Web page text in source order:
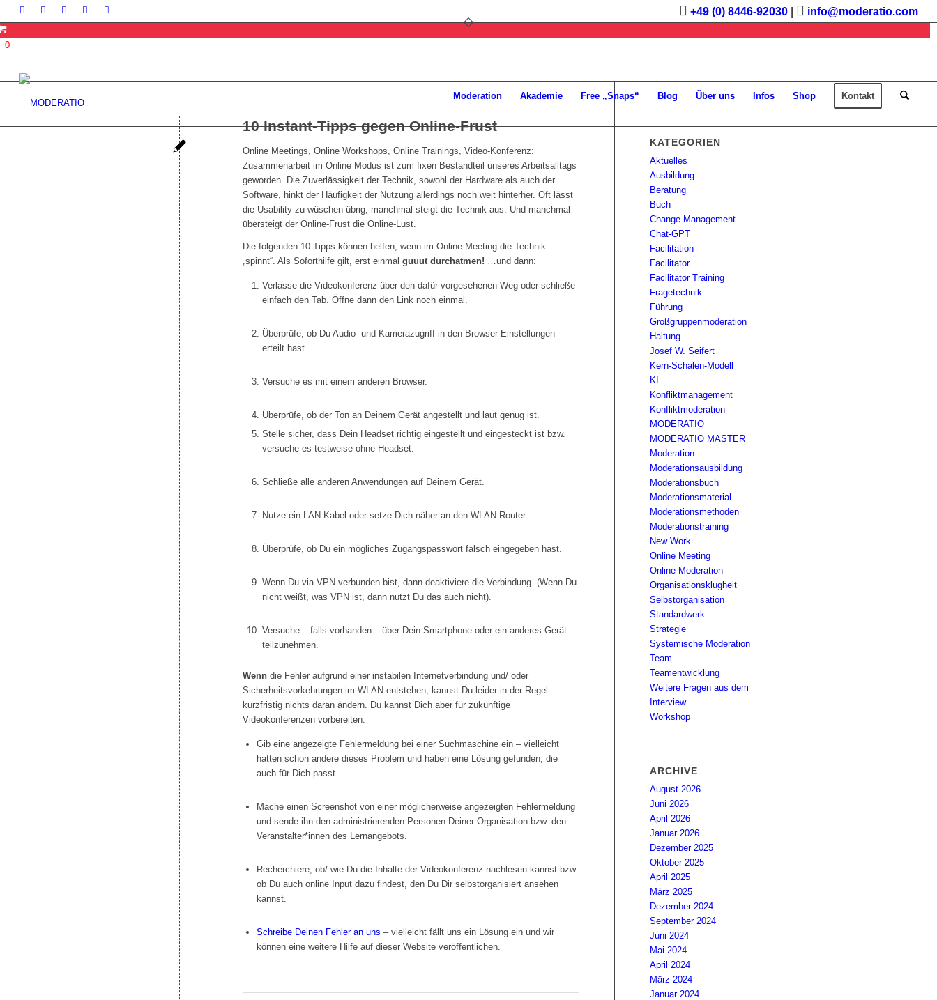
+49 (0) 8446-92030 info@moderatio.com
0
Moderation Akademie Free „Snaps“ Blog Über uns Infos Shop Kontakt
10 Instant-Tipps gegen Online-Frust
Online Meetings, Online Workshops, Online Trainings, Video-Konferenz:
Zusammenarbeit im Online Modus ist zum fixen Bestandteil unseres Arbeitsalltags
geworden. Die Zuverlässigkeit der Technik, sowohl der Hardware als auch der
Software, hinkt der Häufigkeit der Nutzung allerdings noch weit hinterher. Oft lässt
die Usability zu wüschen übrig, manchmal steigt die Technik aus. Und manchmal
übersteigt der Online-Frust die Online-Lust.
Die folgenden 10 Tipps können helfen, wenn im Online-Meeting die Technik
„spinnt“. Als Soforthilfe gilt, erst einmal guuut durchatmen! …und dann:
Verlasse die Videokonferenz über den dafür vorgesehenen Weg oder schließe
einfach den Tab. Öffne dann den Link noch einmal.
Überprüfe, ob Du Audio- und Kamerazugriff in den Browser-Einstellungen
erteilt hast.
Versuche es mit einem anderen Browser.
Überprüfe, ob der Ton an Deinem Gerät angestellt und laut genug ist.
Stelle sicher, dass Dein Headset richtig eingestellt und eingesteckt ist bzw.
versuche es testweise ohne Headset.
Schließe alle anderen Anwendungen auf Deinem Gerät.
Nutze ein LAN-Kabel oder setze Dich näher an den WLAN-Router.
Überprüfe, ob Du ein mögliches Zugangspasswort falsch eingegeben hast.
Wenn Du via VPN verbunden bist, dann deaktiviere die Verbindung. (Wenn Du
nicht weißt, was VPN ist, dann nutzt Du das auch nicht).
Versuche – falls vorhanden – über Dein Smartphone oder ein anderes Gerät
teilzunehmen.
Wenn die Fehler aufgrund einer instabilen Internetverbindung und/ oder
Sicherheitsvorkehrungen im WLAN entstehen, kannst Du leider in der Regel
kurzfristig nichts daran ändern. Du kannst Dich aber für zukünftige
Videokonferenzen vorbereiten.
Gib eine angezeigte Fehlermeldung bei einer Suchmaschine ein – vielleicht
hatten schon andere dieses Problem und haben eine Lösung gefunden, die
auch für Dich passt.
Mache einen Screenshot von einer möglicherweise angezeigten Fehlermeldung
und sende ihn den administrierenden Personen Deiner Organisation bzw. den
Veranstalter*innen des Lernangebots.
Recherchiere, ob/ wie Du die Inhalte der Videokonferenz nachlesen kannst bzw.
ob Du auch online Input dazu findest, den Du Dir selbstorganisiert ansehen
kannst.
Schreibe Deinen Fehler an uns – vielleicht fällt uns ein Lösung ein und wir
können eine weitere Hilfe auf dieser Website veröffentlichen.
KATEGORIEN
Aktuelles
Ausbildung
Beratung
Buch
Change Management
Chat-GPT
Facilitation
Facilitator
Facilitator Training
Fragetechnik
Führung
Großgruppenmoderation
Haltung
Josef W. Seifert
Kern-Schalen-Modell
KI
Konfliktmanagement
Konfliktmoderation
MODERATIO
MODERATIO MASTER
Moderation
Moderationsausbildung
Moderationsbuch
Moderationsmaterial
Moderationsmethoden
Moderationstraining
New Work
Online Meeting
Online Moderation
Organisationsklugheit
Selbstorganisation
Standardwerk
Strategie
Systemische Moderation
Team
Teamentwicklung
Weitere Fragen aus dem
Interview
Workshop
ARCHIVE
August 2026
Juni 2026
April 2026
Januar 2026
Dezember 2025
Oktober 2025
April 2025
März 2025
Dezember 2024
September 2024
Juni 2024
Mai 2024
April 2024
März 2024
Januar 2024